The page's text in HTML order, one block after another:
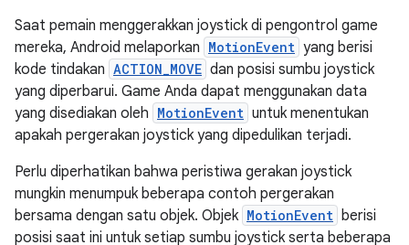
Saat pemain menggerakkan joystick di pengontrol game
mereka, Android melaporkan MotionEvent yang berisi
kode tindakan ACTION_MOVE dan posisi sumbu joystick
yang diperbarui. Game Anda dapat menggunakan data
yang disediakan oleh MotionEvent untuk menentukan
apakah pergerakan joystick yang dipedulikan terjadi.
Perlu diperhatikan bahwa peristiwa gerakan joystick
mungkin menumpuk beberapa contoh pergerakan
bersama dengan satu objek. Objek MotionEvent berisi
posisi saat ini untuk setiap sumbu joystick serta beberapa